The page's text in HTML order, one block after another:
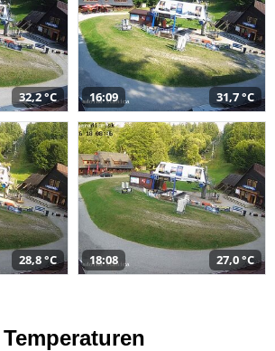
32,2 °C 16:09 31,7 °C
28,8 °C 18:08 27,0 °C